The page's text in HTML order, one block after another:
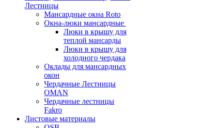
Лестницы
Мансардные окна Roto
Окна-люки мансардные
Люки в крышу для
теплой мансарды
Люки в крышу для
холодного чердака
Оклады для мансардных
окон
Чердачные Лестницы
OMAN
Чердачные лестницы
Fakro
Листовые материалы